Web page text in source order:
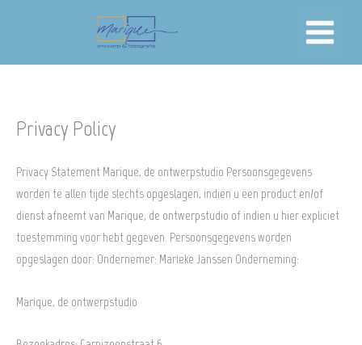
Privacy Policy
Privacy Statement Marique, de ontwerpstudio Persoonsgegevens
worden te allen tijde slechts opgeslagen, indien u een product en/of
dienst afneemt van Marique, de ontwerpstudio of indien u hier expliciet
toestemming voor hebt gegeven. Persoonsgegevens worden
opgeslagen door: Ondernemer: Marieke Janssen Onderneming:
Marique, de ontwerpstudio